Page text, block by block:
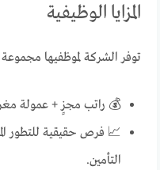
المزايا الوظيفية
توفر الشركة لموظفيها مجموعة
💰 راتب مجزٍ + عمولة
📈 فرص حقيقية للتطور
التأمين.